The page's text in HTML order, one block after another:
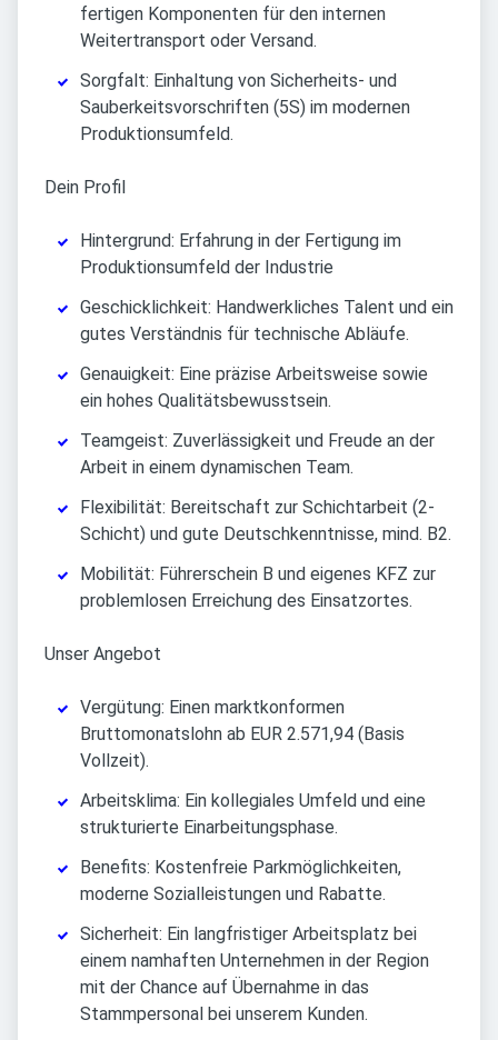
fertigen Komponenten für den internen
Weitertransport oder Versand.
Sorgfalt: Einhaltung von Sicherheits- und
Sauberkeitsvorschriften (5S) im modernen
Produktionsumfeld.
Dein Profil
Hintergrund: Erfahrung in der Fertigung im
Produktionsumfeld der Industrie
Geschicklichkeit: Handwerkliches Talent und ein
gutes Verständnis für technische Abläufe.
Genauigkeit: Eine präzise Arbeitsweise sowie
ein hohes Qualitätsbewusstsein.
Teamgeist: Zuverlässigkeit und Freude an der
Arbeit in einem dynamischen Team.
Flexibilität: Bereitschaft zur Schichtarbeit (2-
Schicht) und gute Deutschkenntnisse, mind. B2.
Mobilität: Führerschein B und eigenes KFZ zur
problemlosen Erreichung des Einsatzortes.
Unser Angebot
Vergütung: Einen marktkonformen
Bruttomonatslohn ab EUR 2.571,94 (Basis
Vollzeit).
Arbeitsklima: Ein kollegiales Umfeld und eine
strukturierte Einarbeitungsphase.
Benefits: Kostenfreie Parkmöglichkeiten,
moderne Sozialleistungen und Rabatte.
Sicherheit: Ein langfristiger Arbeitsplatz bei
einem namhaften Unternehmen in der Region
mit der Chance auf Übernahme in das
Stammpersonal bei unserem Kunden.